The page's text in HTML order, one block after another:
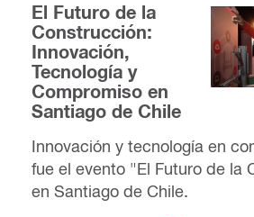
El Futuro de la
Construcción:
Innovación,
Tecnología y
Compromiso en
Santiago de Chile
Innovación y tecnología en
fue el evento "El Futuro de la
en Santiago de Chile.